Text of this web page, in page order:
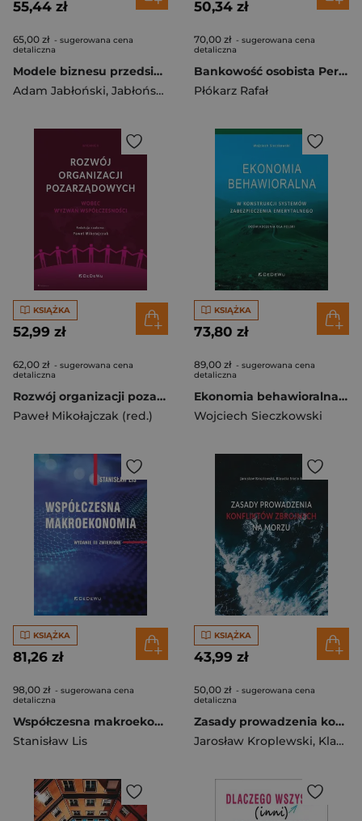
55,44 zł
65,00 zł - sugerowana cena
detaliczna
Modele biznesu przedsiębiorstw. Perspektywy rozwoju - ujęcie koncepcyjne
Adam Jabłoński, Jabłoński Marek
50,34 zł
70,00 zł - sugerowana cena
detaliczna
Bankowość osobista Personal Banking, Premium Banking
Płókarz Rafał
KSIĄŻKA
52,99 zł
62,00 zł - sugerowana cena
detaliczna
Rozwój organizacji pozarządowych wobec wyzwań współczesności
Paweł Mikołajczak (red.)
KSIĄŻKA
73,80 zł
89,00 zł - sugerowana cena
detaliczna
Ekonomia behawioralna w konstrukcji systemów zabezpieczenia emerytalnego. Doświadczenia dla Polski
Wojciech Sieczkowski
KSIĄŻKA
81,26 zł
98,00 zł - sugerowana cena
detaliczna
Współczesna makroekonomia
Stanisław Lis
KSIĄŻKA
43,99 zł
50,00 zł - sugerowana cena
detaliczna
Zasady prowadzenia konfliktów zbrojnych na morzu
Jarosław Kroplewski, Klaudia Skelnik